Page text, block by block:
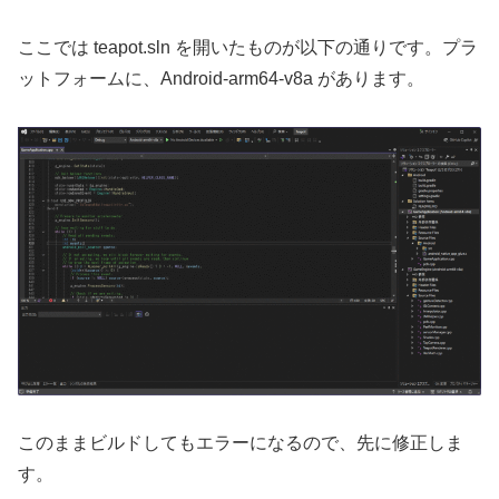
ここでは teapot.sln を開いたものが以下の通りです。プラ
ットフォームに、Android-arm64-v8a があります。
このままビルドしてもエラーになるので、先に修正しま
す。